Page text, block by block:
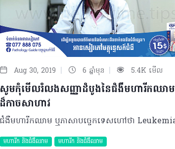
Aug 30, 2019 | 6 ឆ្នាំមុន | 5.4K មើល
សូមកុំមើលរំលងសញ្ញាដំបូងនៃជំងឺមហារីកឈាម
ដ៏កាចសាហាវ
មហារីក និងជំងឺឈាម មហារីក និងជំងឺឈាម